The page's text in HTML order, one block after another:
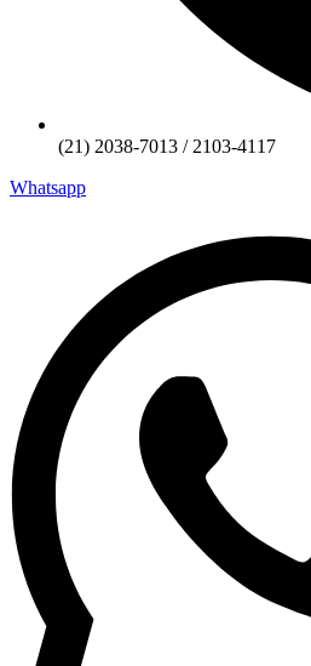
(21) 2038-7013 / 2103-4117
Whatsapp